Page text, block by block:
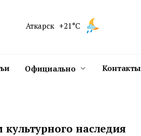
Аткарск +21°C
Официально Контакты
наследия